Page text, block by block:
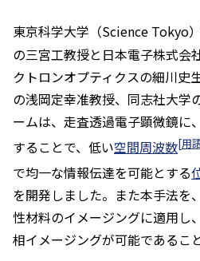
東京科学大学（Science Tokyo）
の三宮工教授と日本電子株式会
クトロンオプティクスの細川史
の浅岡定幸准教授、同志社大学
ームは、走査透過電子顕微鏡に
することで、低い空間周波数[用
で均一な情報伝達を可能とする
を開発しました。また本手法を
性材料のイメージングに適用し
相イメージングが可能であるこ